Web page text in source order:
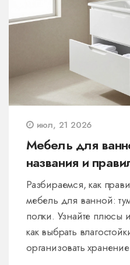
июл, 21 2026
Мебель для
названия и
Разбираемся, как
мебель для ванной:
полки. Узнайте плюсы
как выбрать
организовать